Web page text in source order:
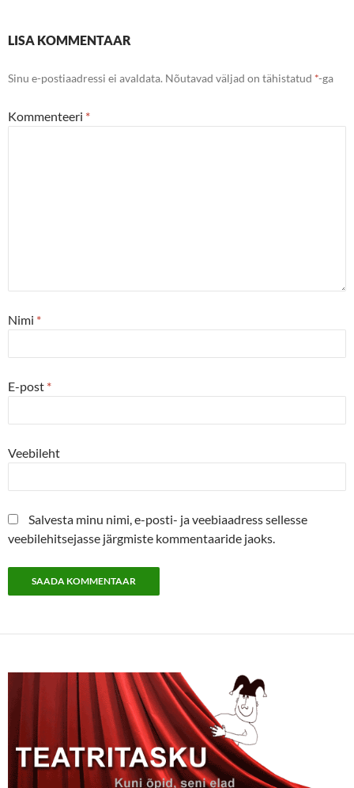
LISA KOMMENTAAR
Sinu e-postiaadressi ei avaldata. Nõutavad väljad on tähistatud *-ga
Kommenteeri *
Nimi *
E-post *
Veebileht
Salvesta minu nimi, e-posti- ja veebiaadress sellesse
veebilehitsejasse järgmiste kommentaaride jaoks.